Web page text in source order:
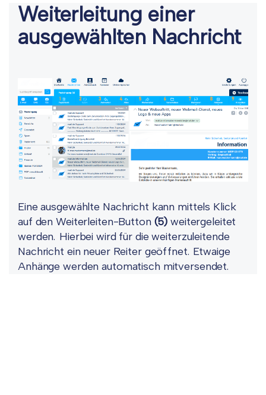
Weiterleitung einer
ausgewählten Nachricht
Eine ausgewählte Nachricht kann mittels Klick
auf den Weiterleiten-Button (5) weitergeleitet
werden. Hierbei wird für die weiterzuleitende
Nachricht ein neuer Reiter geöffnet. Etwaige
Anhänge werden automatisch mitversendet.